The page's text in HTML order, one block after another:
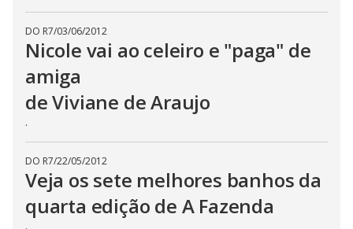
DO R7/03/06/2012
Nicole vai ao celeiro e "paga" de
amiga
de Viviane de Araujo
.
DO R7/22/05/2012
Veja os sete melhores banhos da
quarta edição de A Fazenda
.